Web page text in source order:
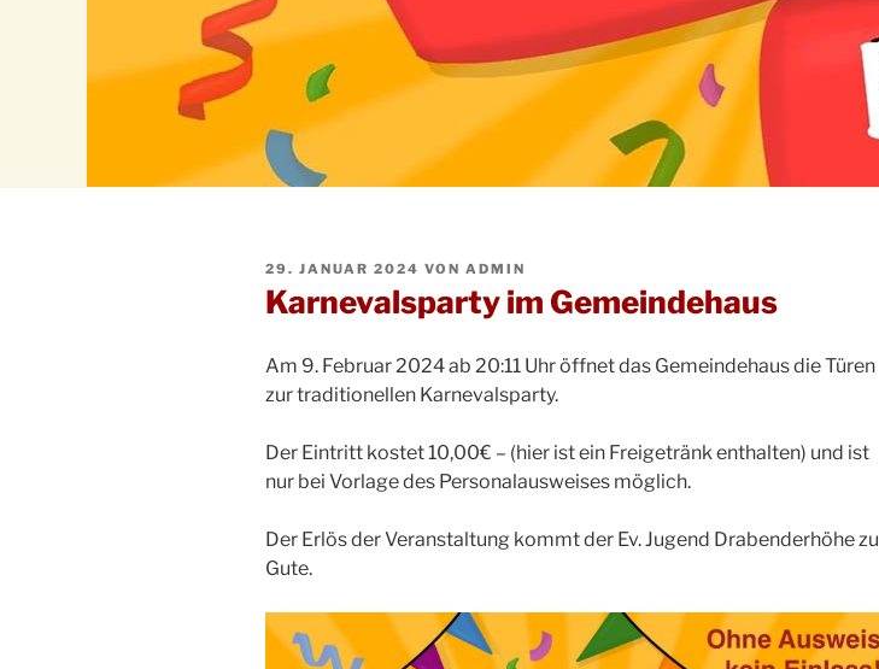
VERÖFFENTLICHT
AM
29. JANUAR 2024 VON ADMIN
Karnevalsparty im Gemeindehaus
Am 9. Februar 2024 ab 20:11 Uhr öffnet das Gemeindehaus die Türen
zur traditionellen Karnevalsparty.
Der Eintritt kostet 10,00€ – (hier ist ein Freigetränk enthalten) und ist
nur bei Vorlage des Personalausweises möglich.
Der Erlös der Veranstaltung kommt der Ev. Jugend Drabenderhöhe zu
Gute.